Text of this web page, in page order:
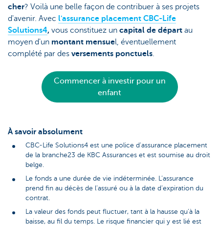
cher? Voilà une belle façon de contribuer à ses projets
d'avenir. Avec l'assurance placement CBC-Life
Solutions4, vous constituez un capital de départ au
moyen d'un montant mensuel, éventuellement
complété par des versements ponctuels.
Commencer à investir pour un
enfant
À savoir absolument
CBC-Life Solutions4 est une police d'assurance placement
de la branche23 de KBC Assurances et est soumise au droit
belge.
Le fonds a une durée de vie indéterminée. L’assurance
prend fin au décès de l’assuré ou à la date d’expiration du
contrat.
La valeur des fonds peut fluctuer, tant à la hausse qu’à la
baisse, au fil du temps. Le risque financier qui y est lié est